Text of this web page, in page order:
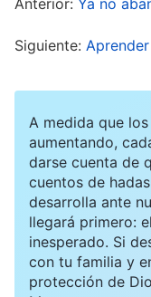
salvo antes de
Tenía miedo de
estaba nerviosa
lidiado con una
poder manejarla
partiera, me
Dios dice: “No
Siguiente:
A medida que
aumentando,
darse cuenta de
cuentos de
desarrolla ante
llegará primero:
inesperado. Si
con tu familia y
protección de